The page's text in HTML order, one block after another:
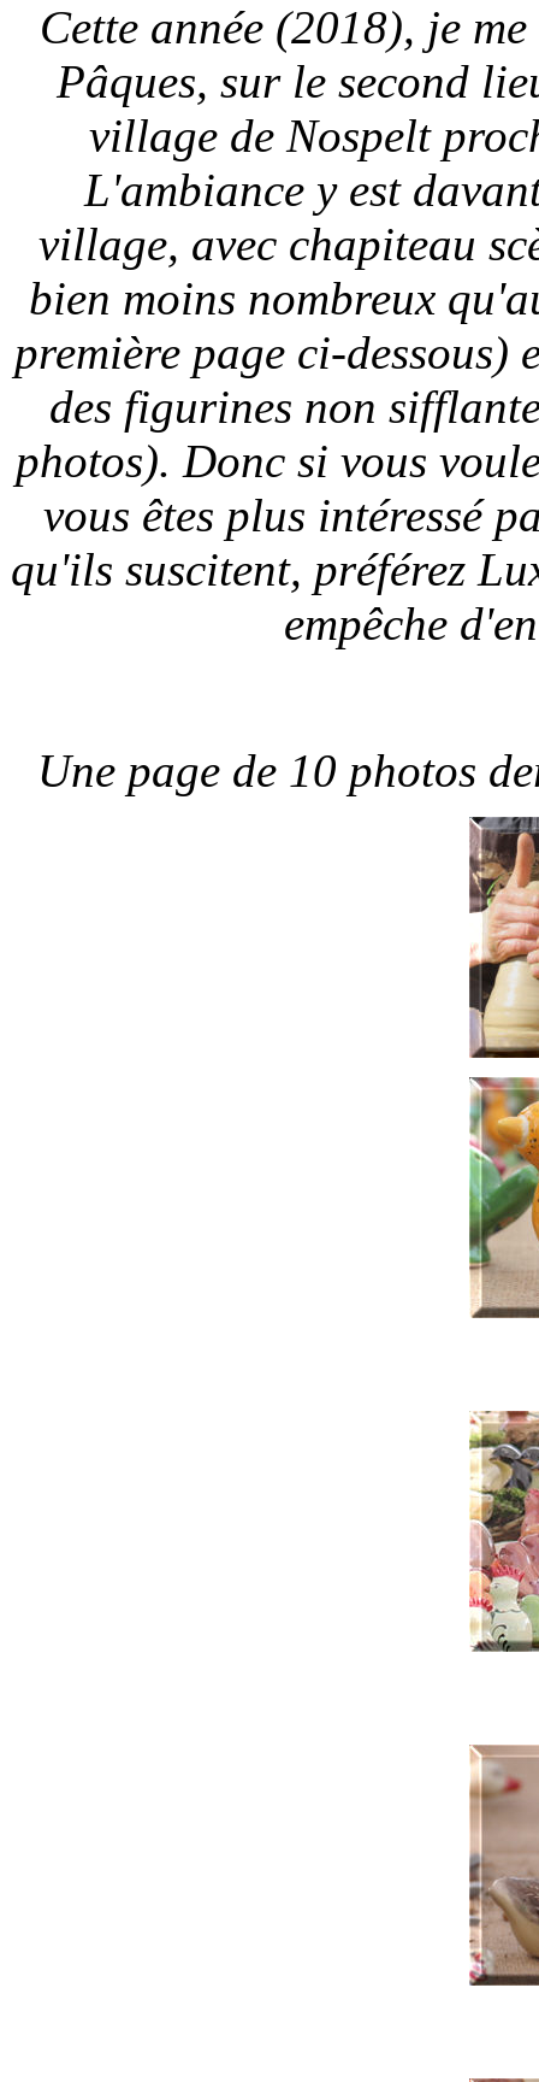
Cette année (2018), je
Pâques, sur le second
village de Nospelt
L'ambiance y est
village, avec chapiteau
bien moins nombreux
première page ci-dessous)
des figurines non
photos). Donc si vous
vous êtes plus intéressé
qu'ils suscitent, préférez
empêche
Une page de 10 photos